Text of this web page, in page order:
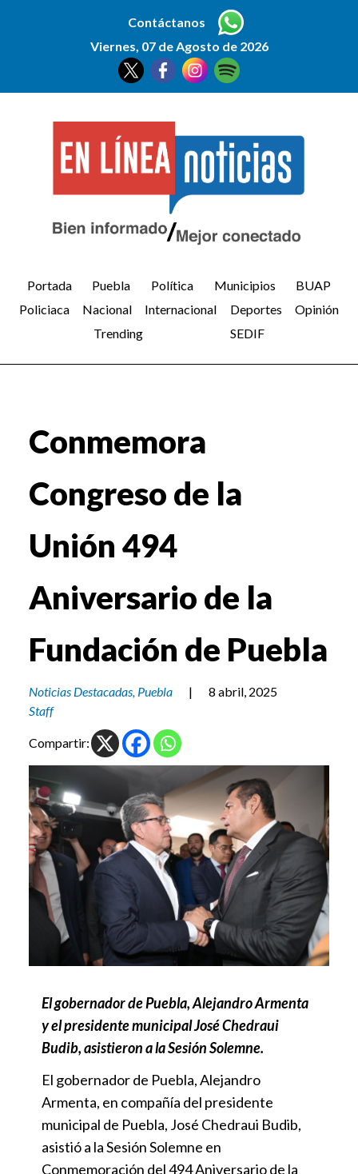
Contáctanos
Viernes, 07 de Agosto de 2026
Portada Puebla Política Municipios
BUAP
Policiaca
Nacional Internacional Deportes
Opinión
Trending
SEDIF
Conmemora
Congreso de la
Unión 494
Aniversario de la
Fundación de Puebla
Noticias Destacadas, Puebla |
8 abril, 2025
Staff
Compartir:
El gobernador de Puebla, Alejandro Armenta
y el presidente municipal José Chedraui
Budib, asistieron a la Sesión Solemne.
El gobernador de Puebla, Alejandro
Armenta, en compañía del presidente
municipal de Puebla, José Chedraui Budib,
asistió a la Sesión Solemne en
Conmemoración del 494 Aniversario de la